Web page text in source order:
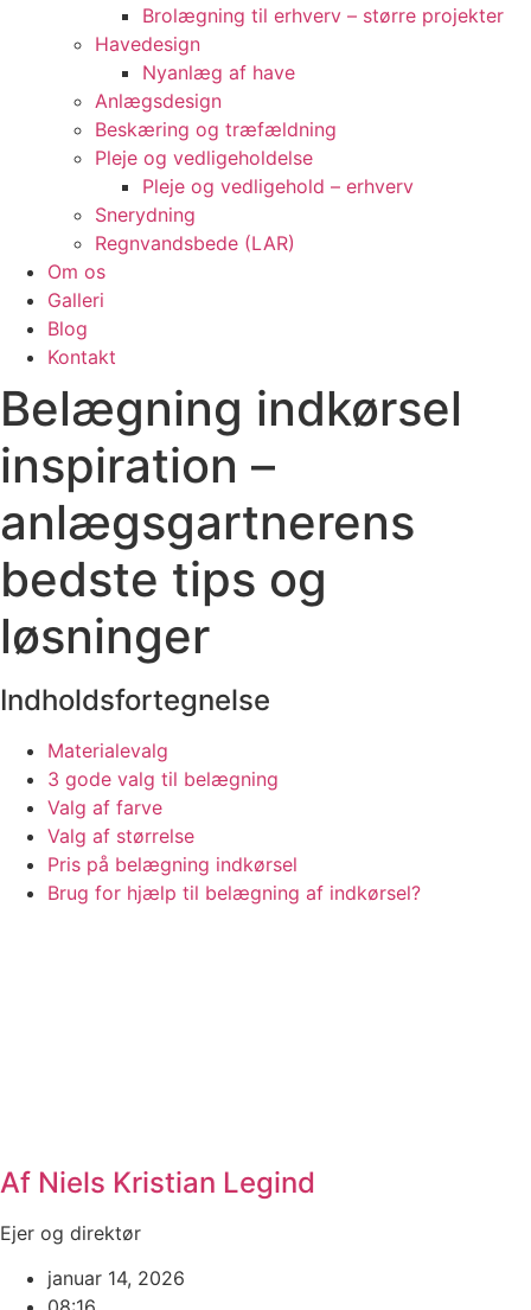
Brolægning til erhverv – større projekter
Havedesign
Nyanlæg af have
Anlægsdesign
Beskæring og træfældning
Pleje og vedligeholdelse
Pleje og vedligehold – erhverv
Snerydning
Regnvandsbede (LAR)
Om os
Galleri
Blog
Kontakt
Belægning indkørsel
inspiration –
anlægsgartnerens
bedste tips og
løsninger
Indholdsfortegnelse
Materialevalg
3 gode valg til belægning
Valg af farve
Valg af størrelse
Pris på belægning indkørsel
Brug for hjælp til belægning af indkørsel?
Af Niels Kristian Legind
Ejer og direktør
januar 14, 2026